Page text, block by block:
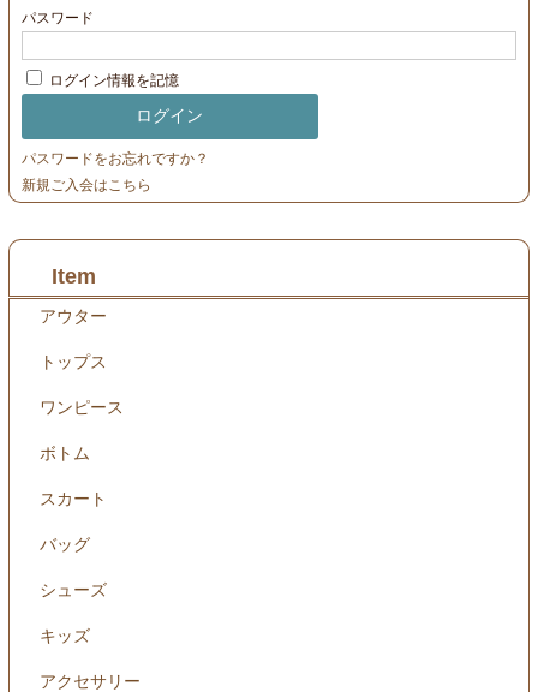
パスワード
ログイン情報を記憶
パスワードをお忘れですか？
新規ご入会はこちら
Item
アウター
トップス
ワンピース
ボトム
スカート
バッグ
シューズ
キッズ
アクセサリー